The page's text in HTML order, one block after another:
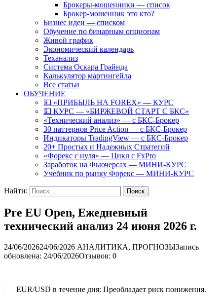
Брокеры-мошенники — список
Брокер-мошенник это кто?
Бизнес идеи — списком
Обучение по бинарным опционам
Живой график
Экономический календарь
Теханализ
Система Оскара Грайнда
Калькулятор мартингейла
Все статьи
ОБУЧЕНИЕ
💵 «ПРИБЫЛЬ НА FOREX» — КУРС
💵 КУРС — «БИРЖЕВОЙ СТАРТ С БКС»
«Технический анализ» — с БКС-Брокер
30 паттернов Price Action — с БКС-Брокер
Индикаторы TradingView — с БКС-Брокер
20+ Простых и Надежных Стратегий
«Форекс с нуля» — Цикл с FxPro
Заработок на Фьючерсах — МИНИ-КУРС
Учебник по рынку Форекс — МИНИ-КУРС
Найти:
Pre EU Open, Ежедневный
технический анализ 24 июня 2026 г.
24/06/202624/06/2026 АНАЛИТИКА, ПРОГНОЗЫЗапись
обновлена: 24/06/2026Отзывов: 0
EUR/USD в течение дня: Преобладает риск понижения.